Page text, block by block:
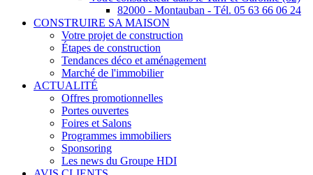
82000 - Montauban - Tél. 05 63 66 06 24
CONSTRUIRE SA MAISON
Votre projet de construction
Étapes de construction
Tendances déco et aménagement
Marché de l'immobilier
ACTUALITÉ
Offres promotionnelles
Portes ouvertes
Foires et Salons
Programmes immobiliers
Sponsoring
Les news du Groupe HDI